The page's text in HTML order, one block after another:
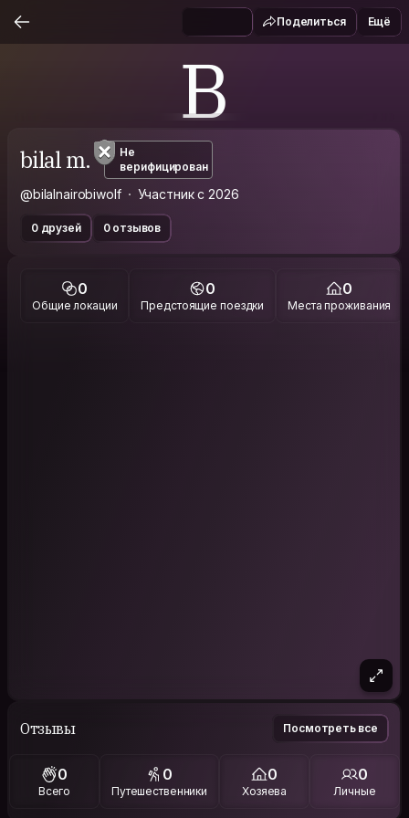
Поделиться Ещё
B
bilal m.
Не
верифицирован
@bilalnairobiwolf Участник с 2026
0 друзей 0 отзывов
0
Общие локации
0
Предстоящие поездки
0
Места проживания
Отзывы Посмотреть все
0
Всего
0
Путешественники
0
Хозяева
0
Личные